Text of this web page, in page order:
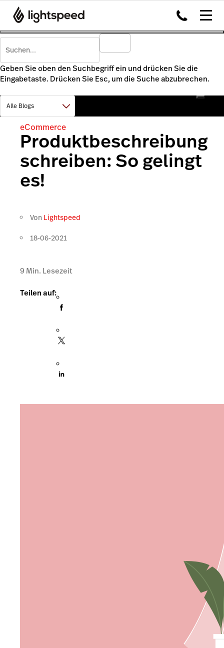
Geben Sie oben den Suchbegriff ein und drücken Sie die
Eingabetaste. Drücken Sie Esc, um die Suche abzubrechen.
eCommerce
Produktbeschreibung
schreiben: So gelingt
es!
Von Lightspeed
18-06-2021
9 Min. Lesezeit
Teilen auf: